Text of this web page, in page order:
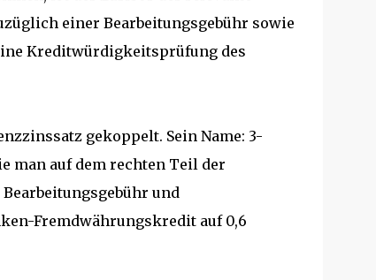
einer Bearbeitungsgebühr sowie
Kreditwürdigkeitsprüfung des
gekoppelt. Sein Name: 3-
man auf dem rechten Teil der
und
Fremdwährungskredit auf 0,6